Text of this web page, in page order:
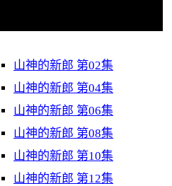
山神的新郎 第02集
山神的新郎 第04集
山神的新郎 第06集
山神的新郎 第08集
山神的新郎 第10集
山神的新郎 第12集